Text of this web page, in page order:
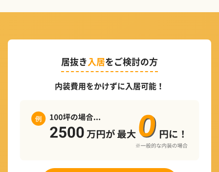
居抜き入居をご検討の方
内装費用をかけずに入居可能！